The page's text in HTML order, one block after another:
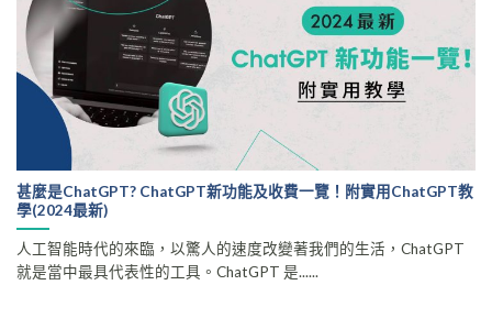
甚麼是ChatGPT? ChatGPT新功能及收費一覽！附實用ChatGPT教
學(2024最新)
人工智能時代的來臨，以驚人的速度改變著我們的生活，ChatGPT
就是當中最具代表性的工具。ChatGPT 是......